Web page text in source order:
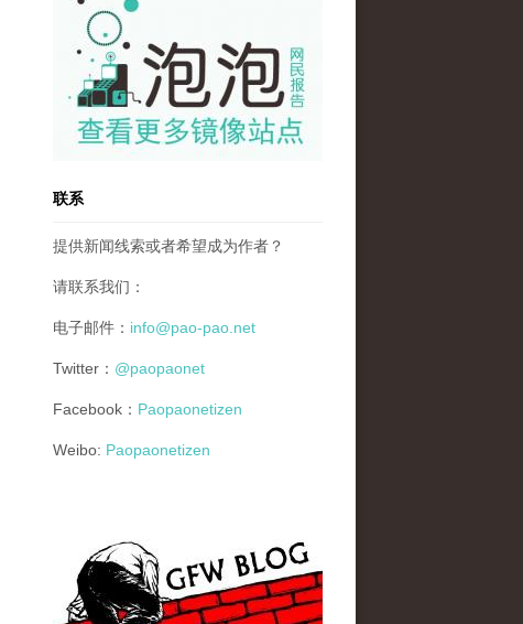
联系
提供新闻线索或者希望成为作者？
请联系我们：
电子邮件： info@pao-pao.net
Twitter： @paopaonet
Facebook： Paopaonetizen
Weibo: Paopaonetizen
gfw_blog_small.jpg